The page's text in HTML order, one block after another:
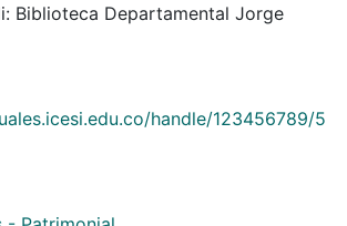
Biblioteca Departamental Jorge
handle/123456789/5